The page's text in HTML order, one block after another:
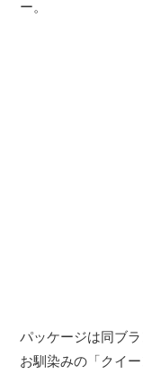
ー。
パッケージは同ブ
お馴染みの「クイ